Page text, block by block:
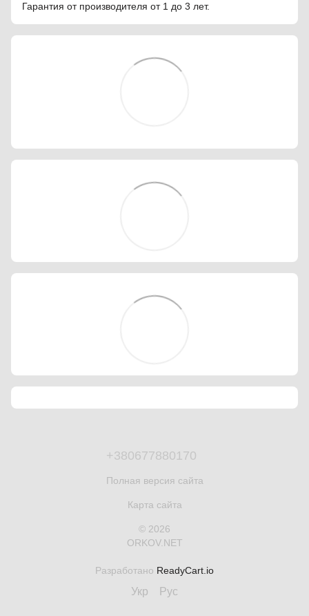
Гарантия от производителя от 1 до 3 лет.
+380677880170
Полная версия сайта
Карта сайта
© 2026
ORKOV.NET
Разработано ReadyCart.io
Укр Рус